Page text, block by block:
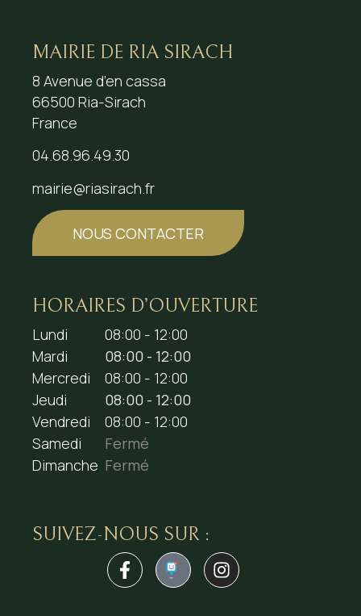
MAIRIE DE RIA SIRACH
8 Avenue d’en cassa
66500 Ria-Sirach
France
04.68.96.49.30
mairie@riasirach.fr
NOUS CONTACTER
HORAIRES D’OUVERTURE
Lundi
08:00 - 12:00
Mardi
08:00 - 12:00
Mercredi
08:00 - 12:00
Jeudi
08:00 - 12:00
Vendredi
08:00 - 12:00
Samedi
Fermé
Dimanche Fermé
SUIVEZ-NOUS SUR :
1